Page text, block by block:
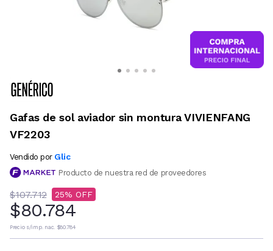
Gafas de sol aviador sin montura VIVIENFANG
VF2203
Vendido por Glic
Producto de nuestra red de proveedores
$107.712 25
$80.784
Precio s/imp. nac. $80.784